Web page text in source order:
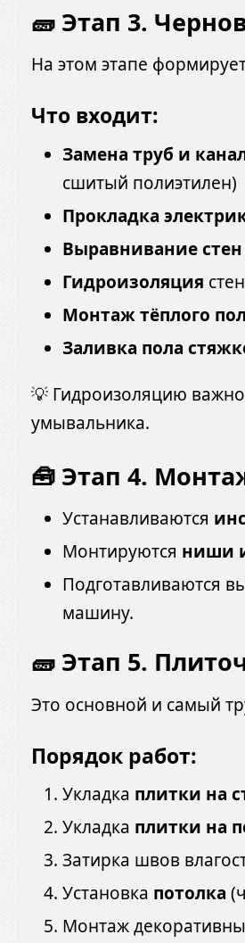
🧱 Этап 3.
На этом этапе
Что входит:
Замена труб и
сшитый полиэтилен)
Прокладка
Выравнивание стен
Гидроизоляция
Монтаж тёплого
Заливка пола
💡 Гидроизоляцию
умывальника.
🧰 Этап 4.
Устанавливаются
Монтируются ниши
Подготавливаются
машину.
🧱 Этап 5.
Это основной и самый
Порядок работ:
Укладка плитки на
Укладка плитки на
Затирка швов
Установка потолка
Монтаж